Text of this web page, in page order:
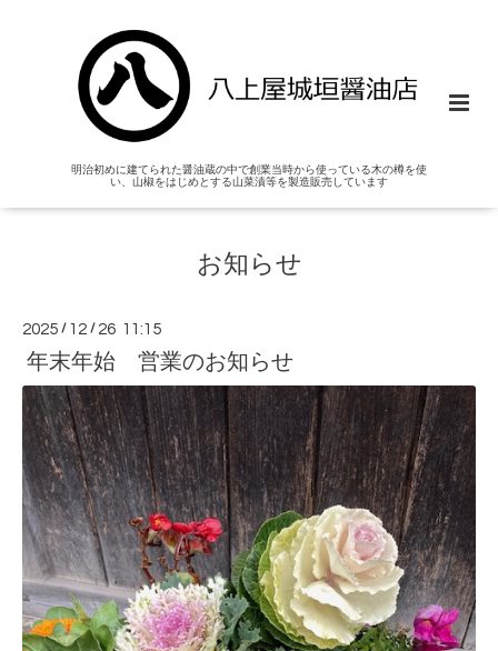
明治初めに建てられた醤油蔵の中で創業当時から使っている木の樽を使
い、山椒をはじめとする山菜漬等を製造販売しています
お知らせ
2025 / 12 / 26 11:15
年末年始 営業のお知らせ